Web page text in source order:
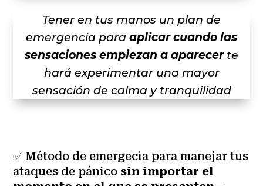
Tener en tus manos un plan de
emergencia para aplicar cuando las
sensaciones empiezan a aparecerte
hará experimentar una mayor
sensación de calma y tranquilidad
✅ Método de emergecia para manejar tus
ataques de pánico sin importar el